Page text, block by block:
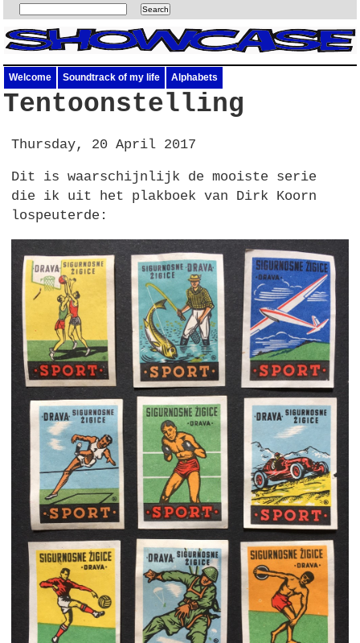
Welcome Soundtrack of my life Alphabets
Tentoonstelling
Thursday, 20 April 2017
Dit is waarschijnlijk de mooiste serie
die ik uit het plakboek van Dirk Koorn
lospeuterde: